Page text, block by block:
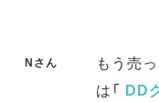
Nさん
もう売
は「 DD